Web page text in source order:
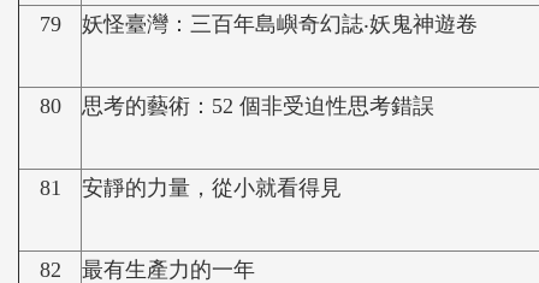
79 妖怪臺灣：三百年島嶼奇幻誌‧妖鬼神遊卷
80 思考的藝術：52 個非受迫性思考錯誤
81 安靜的力量，從小就看得見
82 最有生產力的一年